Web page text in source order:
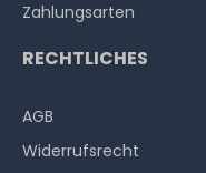
Zahlungsarten
RECHTLICHES
AGB
Widerrufs­recht